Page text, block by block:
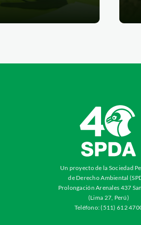
Un proyecto de la Sociedad
de Derecho Ambiental
Prolongación Arenales 437
(Lima 27, Perú)
Teléfono: (511) 612